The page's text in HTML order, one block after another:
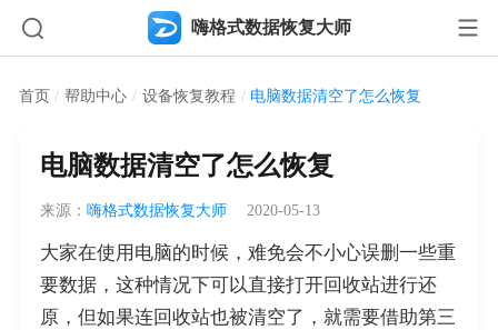
嗨格式数据恢复大师
首页 / 帮助中心 / 设备恢复教程 / 电脑数据清空了怎么恢复
电脑数据清空了怎么恢复
来源： 嗨格式数据恢复大师 2020-05-13
大家在使用电脑的时候，难免会不小心误删一些重
要数据，这种情况下可以直接打开回收站进行还
原，但如果连回收站也被清空了，就需要借助第三